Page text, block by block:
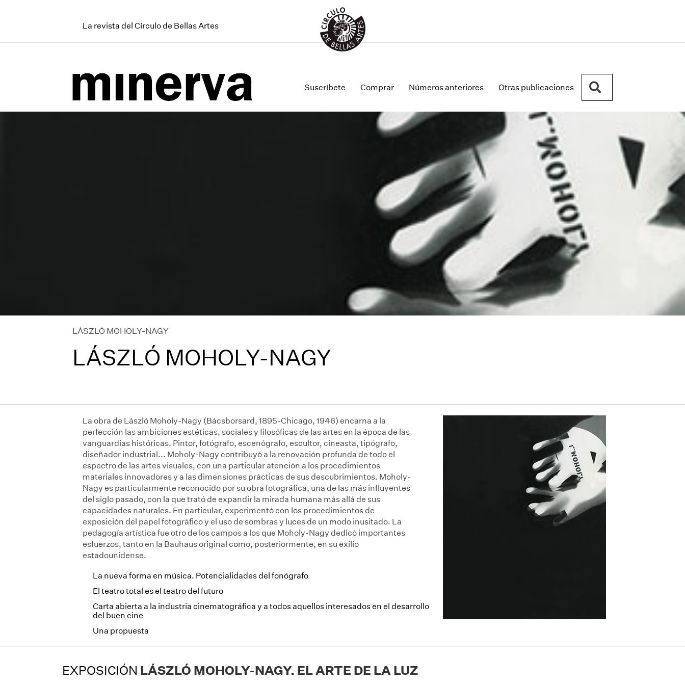
La revista del Círculo de Bellas Artes
Suscríbete Comprar Números anteriores Otras publicaciones
LÁSZLÓ MOHOLY-NAGY
LÁSZLÓ MOHOLY-NAGY
La obra de László Moholy-Nagy (Bácsborsard, 1895-Chicago, 1946) encarna a la
perfección las ambiciones estéticas, sociales y filosóficas de las artes en la época de las
vanguardias históricas. Pintor, fotógrafo, escenógrafo, escultor, cineasta, tipógrafo,
diseñador industrial... Moholy-Nagy contribuyó a la renovación profunda de todo el
espectro de las artes visuales, con una particular atención a los procedimientos
materiales innovadores y a las dimensiones prácticas de sus descubrimientos. Moholy-
Nagy es particularmente reconocido por su obra fotográfica, una de las más influyentes
del siglo pasado, con la que trató de expandir la mirada humana más allá de sus
capacidades naturales. En particular, experimentó con los procedimientos de
exposición del papel fotográfico y el uso de sombras y luces de un modo inusitado. La
pedagogía artística fue otro de los campos a los que Moholy-Nagy dedicó importantes
esfuerzos, tanto en la Bauhaus original como, posteriormente, en su exilio
estadounidense.
La nueva forma en música. Potencialidades del fonógrafo
El teatro total es el teatro del futuro
Carta abierta a la industria cinematográfica y a todos aquellos interesados en el desarrollo
del buen cine
Una propuesta
EXPOSICIÓN LÁSZLÓ MOHOLY-NAGY. EL ARTE DE LA LUZ